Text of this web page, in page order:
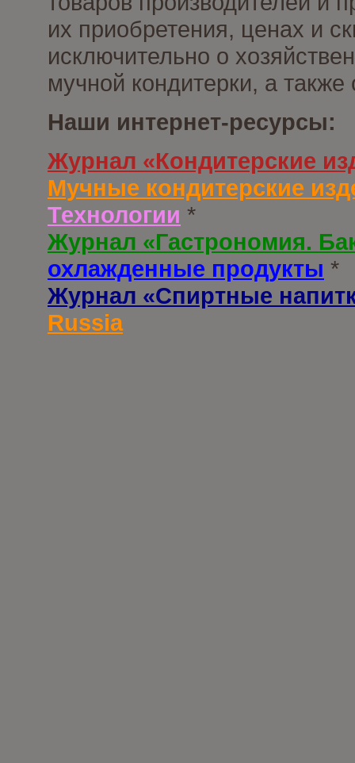
их приобретения, ценах и
исключительно о
мучной кондитерки, а
Наши интернет-ресурсы:
Журнал «Кондитерские
Мучные кондитерские
Технологии *
Журнал «Гастрономия.
охлажденные продукты *
Журнал «Спиртные
Russia